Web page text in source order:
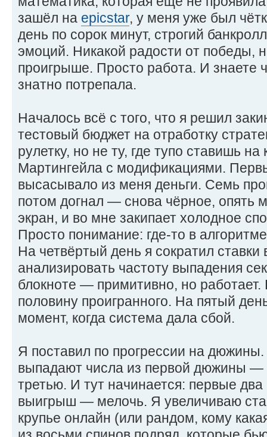
зашёл на epicstar, у меня уже был
день по сорок минут, строгий
эмоций. Никакой радости от победы,
проигрыше. Просто работа. И знаете
знатно потрепала.
Началось всё с того, что я решил
тестовый бюджет на отработку
рулетку, но не ту, где тупо ставишь
Мартингейла с модификациями.
высасывало из меня деньги. Семь
потом догнал — снова чёрное, опять
экран, и во мне закипает холодное
Просто понимание: где-то в
На четвёртый день я сократил ставки
анализировать частоту выпадения
блокноте — примитивно, но работает.
половину проигранного. На пятый
момент, когда система дала сбой.
Я поставил по прогрессии на
выпадают числа из первой дюжины —
третью. И тут начинается: первые
выигрыш — мелочь. Я увеличиваю
крупье онлайн (или рандом, кому